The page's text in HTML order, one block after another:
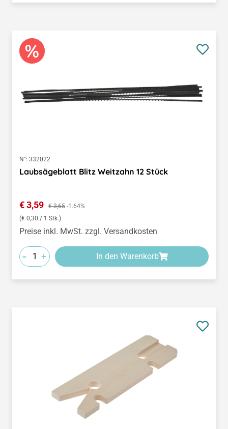
N°: 332022
Laubsägeblatt Blitz Weitzahn 12 Stück
Verkaufspreis:
€ 3,59 Regulärer Preis:
€ 3,65 -1.64%
(€ 0,30 / 1 Stk.)
Preise inkl. MwSt. zzgl. Versandkosten
- + In den Warenkorb